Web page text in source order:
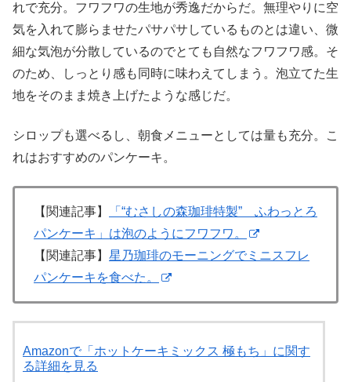
れで充分。フワフワの生地が秀逸だからだ。無理やりに空
気を入れて膨らませたパサパサしているものとは違い、微
細な気泡が分散しているのでとても自然なフワフワ感。そ
のため、しっとり感も同時に味わえてしまう。泡立てた生
地をそのまま焼き上げたような感じだ。
シロップも選べるし、朝食メニューとしては量も充分。こ
れはおすすめのパンケーキ。
【関連記事】
「“むさしの森珈琲特製” ふわっとろ
パンケーキ」は泡のようにフワフワ。
【関連記事】 星乃珈琲のモーニングでミニスフレ
パンケーキを食べた。
Amazonで「ホットケーキミックス 極もち」に関す
る詳細を見る